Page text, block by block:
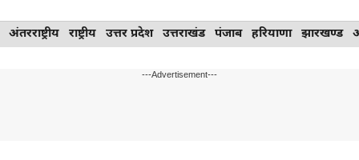
Skip
to
अंतरराष्ट्रीय राष्ट्रीय उत्तर प्रदेश उत्तराखंड पंजाब हरियाणा झारखण्ड
---Advertisement---